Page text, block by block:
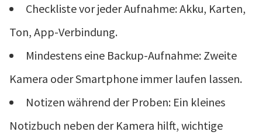
Checkliste vor jeder Aufnahme: Akku, Karten,
Ton, App-Verbindung.
Mindestens eine Backup-Aufnahme: Zweite
Kamera oder Smartphone immer laufen lassen.
Notizen während der Proben: Ein kleines
Notizbuch neben der Kamera hilft, wichtige